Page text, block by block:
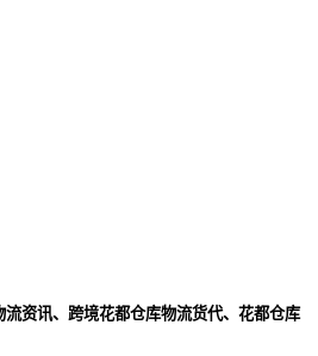
资讯、跨境花都仓库物流货代、花都仓库